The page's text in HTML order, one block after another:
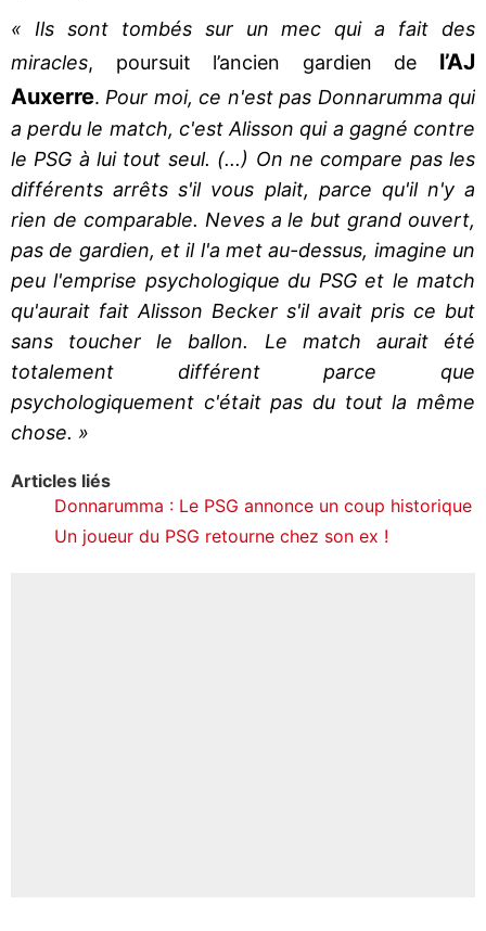
« Ils sont tombés sur un mec qui a fait des
miracles, poursuit l’ancien gardien de l’AJ
Auxerre. Pour moi, ce n'est pas Donnarumma qui
a perdu le match, c'est Alisson qui a gagné contre
le PSG à lui tout seul. (...) On ne compare pas les
différents arrêts s'il vous plait, parce qu'il n'y a
rien de comparable. Neves a le but grand ouvert,
pas de gardien, et il l'a met au-dessus, imagine un
peu l'emprise psychologique du PSG et le match
qu'aurait fait Alisson Becker s'il avait pris ce but
sans toucher le ballon. Le match aurait été
totalement différent parce que
psychologiquement c'était pas du tout la même
chose. »
Articles liés
Donnarumma : Le PSG annonce un coup historique
Un joueur du PSG retourne chez son ex !